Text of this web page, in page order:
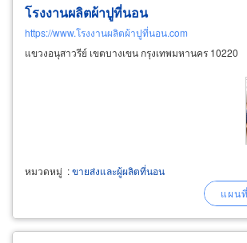
โรงงานผลิตผ้าปูที่นอน
https://www.โรงงานผลิตผ้าปูที่นอน.com
แขวงอนุสาวรีย์ เขตบางเขน กรุงเทพมหานคร 10220
หมวดหมู่ :ขายส่งและผู้ผลิตที่นอน